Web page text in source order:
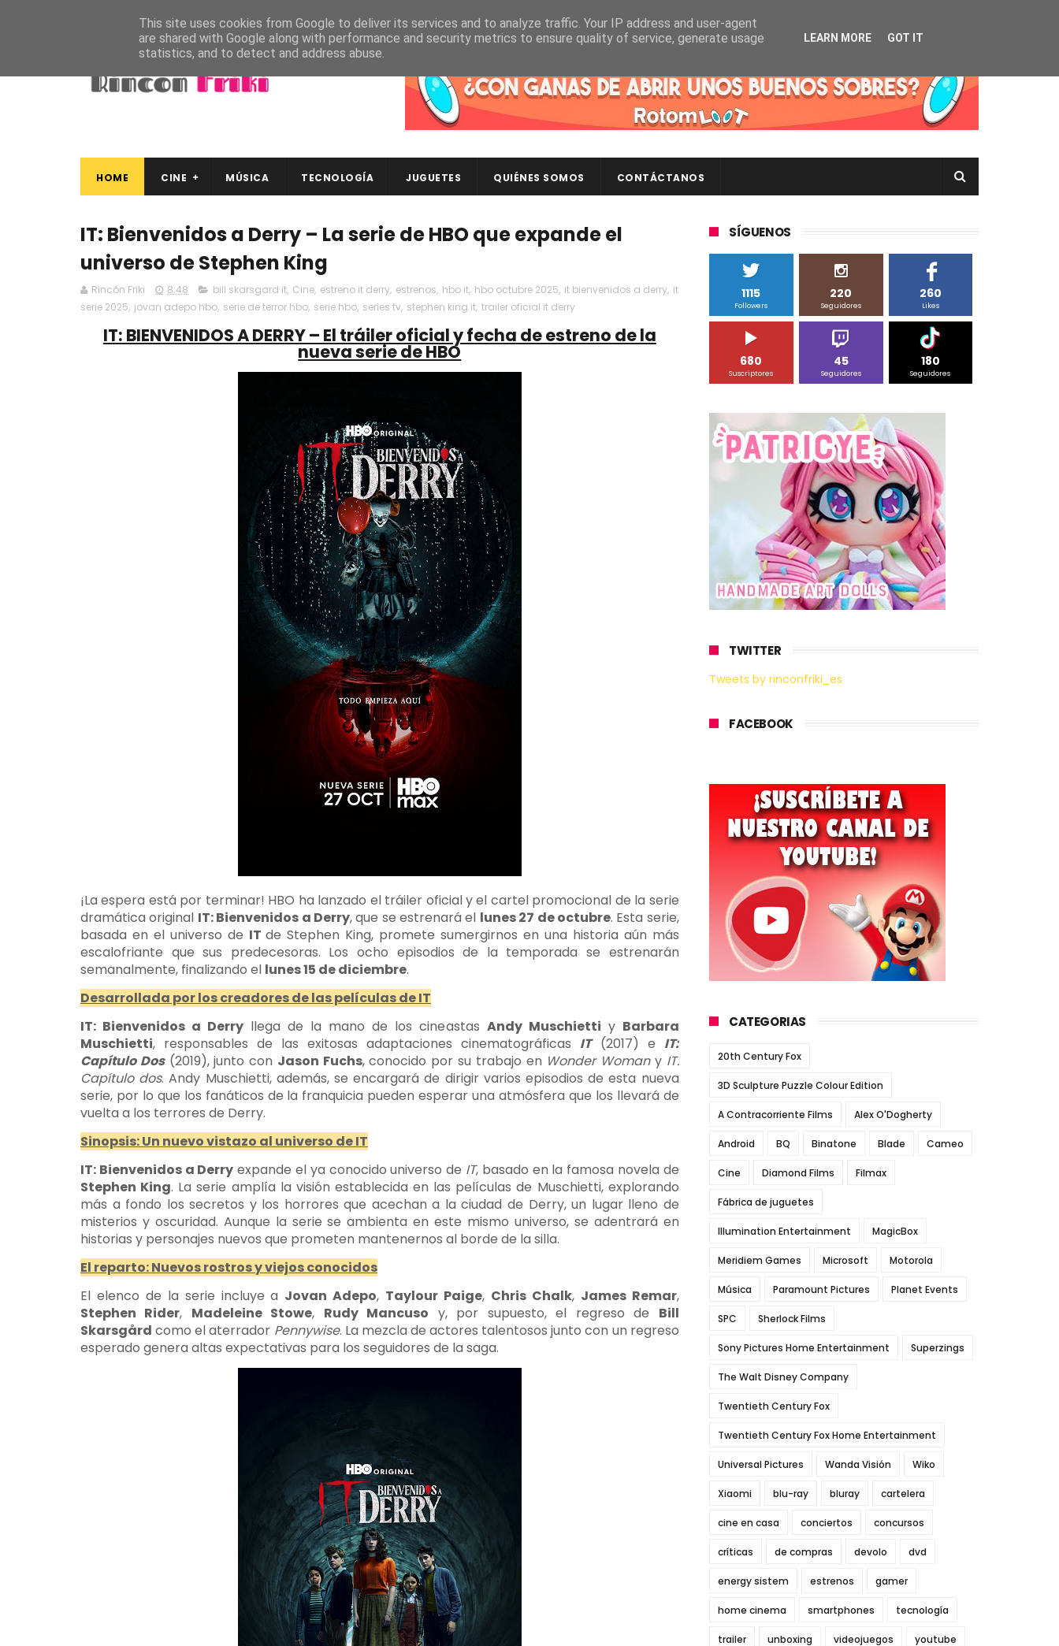
HOME CINE MÚSICA TECNOLOGÍA JUGUETES QUIÉNES SOMOS CONTÁCTANOS
IT: Bienvenidos a Derry – La serie de HBO que expande el
universo de Stephen King
Rincón Friki 8:48 bill skarsgard it, Cine, estreno it derry, estrenos, hbo it, hbo octubre 2025, it bienvenidos a derry, it
serie 2025, jovan adepo hbo, serie de terror hbo, serie hbo, series tv, stephen king it, trailer oficial it derry
IT: BIENVENIDOS A DERRY – El tráiler oficial y fecha de estreno de la
nueva serie de HBO
¡La espera está por terminar! HBO ha lanzado el tráiler oficial y el cartel promocional de la serie
dramática original IT: Bienvenidos a Derry, que se estrenará el lunes 27 de octubre. Esta serie,
basada en el universo de ITde Stephen King, promete sumergirnos en una historia aún más
escalofriante que sus predecesoras. Los ocho episodios de la temporada se estrenarán
semanalmente, finalizando el lunes 15 de diciembre.
Desarrollada por los creadores de las películas de IT
IT: Bienvenidos a Derry llega de la mano de los cineastas Andy Muschietti y Barbara
Muschietti, responsables de las exitosas adaptaciones cinematográficas IT(2017) e IT:
Capítulo Dos(2019), junto con Jason Fuchs, conocido por su trabajo en Wonder Womany IT:
Capítulo dos. Andy Muschietti, además, se encargará de dirigir varios episodios de esta nueva
serie, por lo que los fanáticos de la franquicia pueden esperar una atmósfera que los llevará de
vuelta a los terrores de Derry.
Sinopsis: Un nuevo vistazo al universo de IT
IT: Bienvenidos a Derry expande el ya conocido universo de IT, basado en la famosa novela de
Stephen King. La serie amplía la visión establecida en las películas de Muschietti, explorando
más a fondo los secretos y los horrores que acechan a la ciudad de Derry, un lugar lleno de
misterios y oscuridad. Aunque la serie se ambienta en este mismo universo, se adentrará en
historias y personajes nuevos que prometen mantenernos al borde de la silla.
El reparto: Nuevos rostros y viejos conocidos
El elenco de la serie incluye a Jovan Adepo, Taylour Paige, Chris Chalk, James Remar,
Stephen Rider, Madeleine Stowe, Rudy Mancuso y, por supuesto, el regreso de Bill
Skarsgård como el aterrador Pennywise. La mezcla de actores talentosos junto con un regreso
esperado genera altas expectativas para los seguidores de la saga.
SÍGUENOS
1115
Followers
220
Seguidores
260
Likes
680
Suscriptores
45
Seguidores
180
Seguidores
TWITTER
Tweets by rinconfriki_es
FACEBOOK
CATEGORIAS
20th Century Fox
3D Sculpture Puzzle Colour Edition
A Contracorriente Films Alex O'Dogherty
Android BQ Binatone Blade Cameo
Cine Diamond Films Filmax
Fábrica de juguetes
Illumination Entertainment MagicBox
Meridiem Games Microsoft Motorola
Música Paramount Pictures Planet Events
SPC Sherlock Films
Sony Pictures Home Entertainment Superzings
The Walt Disney Company
Twentieth Century Fox
Twentieth Century Fox Home Entertainment
Universal Pictures Wanda Visión Wiko
Xiaomi blu-ray bluray cartelera
cine en casa conciertos concursos
críticas de compras devolo dvd
energy sistem estrenos gamer
home cinema smartphones tecnología
trailer unboxing videojuegos youtube
This site uses cookies from Google to deliver its services and to analyze traffic. Your IP address and user-agent
are shared with Google along with performance and security metrics to ensure quality of service, generate usage
statistics, and to detect and address abuse.
LEARN MORE GOT IT